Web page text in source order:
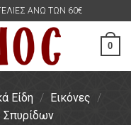
ΑΝΩ ΤΩΝ 60€
0
Είδη / Εικόνες /
Σπυρίδων